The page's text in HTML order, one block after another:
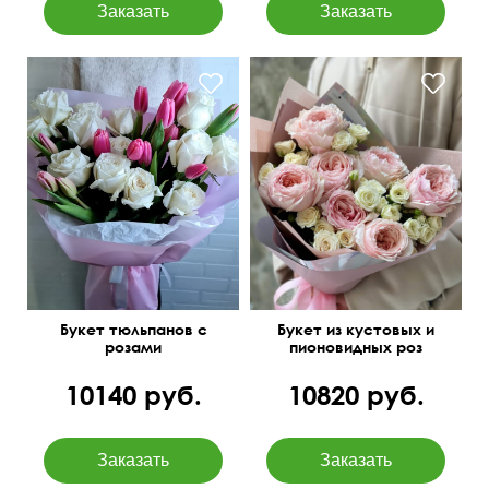
50 см 40 см
Букет тюльпанов с
розами
10140 руб.
Нежнейшие сочетания
Букет из кустовых и
пионовидных роз
10820 руб.